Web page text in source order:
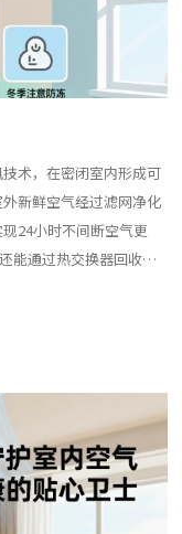
术，在密闭室内形成可
新鲜空气经过滤网净化
24小时不间断空气更
能通过热交换器回收能
流失，从而提升能源效